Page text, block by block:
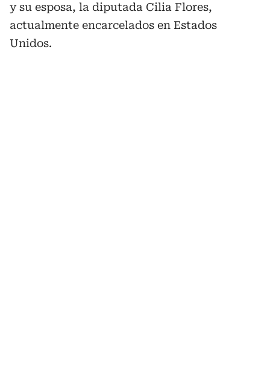
y su esposa, la diputada Cilia Flores,
actualmente encarcelados en Estados
Unidos.